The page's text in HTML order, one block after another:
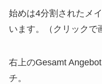
始めは4分割されたメ
います。（クリックで
右上のGesamt
チ。